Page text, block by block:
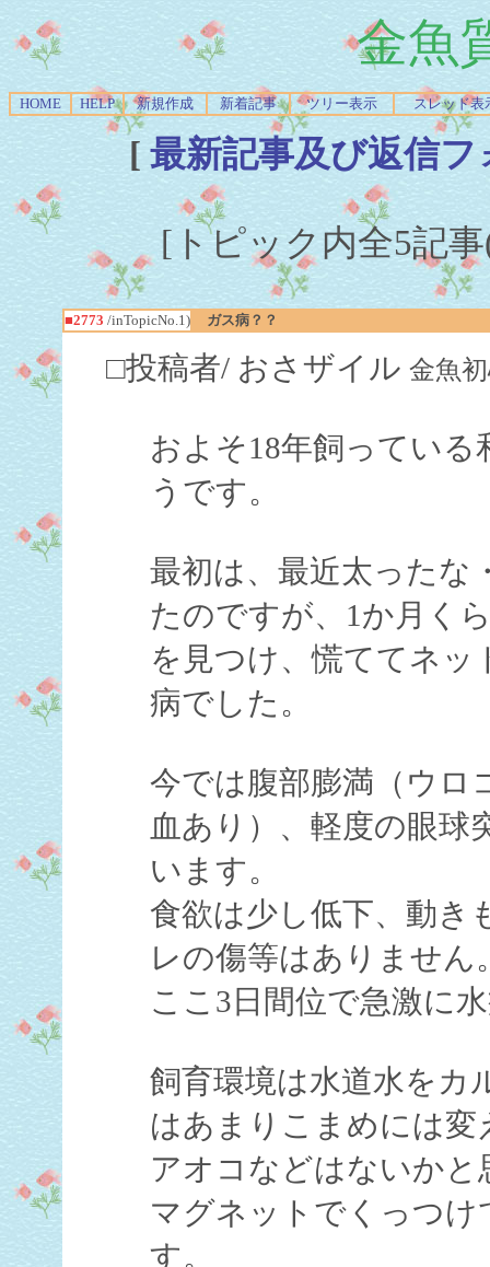
金魚
HOME HELP 新規作成 新着記事 ツリー表示 スレッド表
[ 最新記事及び返信
[トピック内全5記
■2773 /inTopicNo.1) ガス病？？
□投稿者/ おさザイル 金魚
およそ18年飼ってい
うです。
最初は、最近太ったな
たのですが、1か月く
を見つけ、慌ててネ
病でした。
今では腹部膨満（ウロ
血あり）、軽度の眼球
います。
食欲は少し低下、動き
レの傷等はありません
ここ3日間位で急激に
飼育環境は水道水をカ
はあまりこまめには
アオコなどはないか
マグネットでくっつ
す。